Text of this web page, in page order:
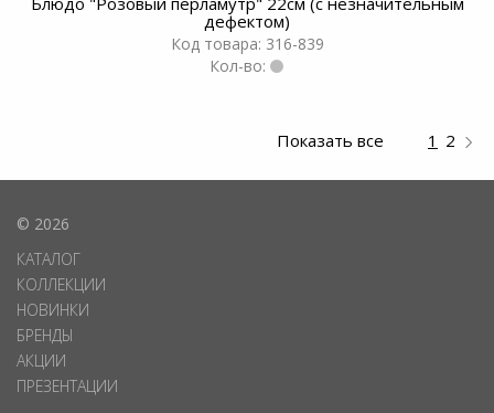
дефектом)
Код товара: 316-839
Кол-во:
Показать все 1 2
© 2026
КАТАЛОГ
КОЛЛЕКЦИИ
НОВИНКИ
БРЕНДЫ
АКЦИИ
ПРЕЗЕНТАЦИИ